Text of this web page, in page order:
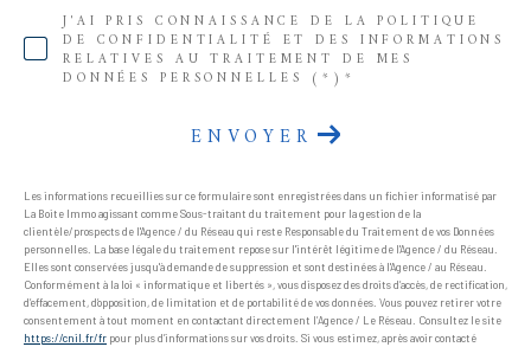
J'AI PRIS CONNAISSANCE DE LA POLITIQUE
DE CONFIDENTIALITÉ ET DES INFORMATIONS
RELATIVES AU TRAITEMENT DE MES
DONNÉES PERSONNELLES (*)*
ENVOYER
Les informations recueillies sur ce formulaire sont enregistrées dans un fichier informatisé par
La Boite Immo agissant comme Sous-traitant du traitement pour la gestion de la
clientèle/prospects de l'Agence / du Réseau qui reste Responsable du Traitement de vos Données
personnelles. La base légale du traitement repose sur l'intérêt légitime de l'Agence / du Réseau.
Elles sont conservées jusqu'à demande de suppression et sont destinées à l'Agence / au Réseau.
Conformément à la loi « informatique et libertés », vous disposez des droits d’accès, de rectification,
d’effacement, d’opposition, de limitation et de portabilité de vos données. Vous pouvez retirer votre
consentement à tout moment en contactant directement l’Agence / Le Réseau. Consultez le site
https://cnil.fr/fr pour plus d’informations sur vos droits. Si vous estimez, après avoir contacté